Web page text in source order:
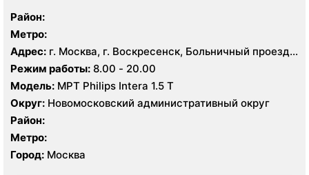
Район:
Метро:
Адрес: г. Москва, г. Воскресенск, Больничный проезд,
д. 1, корп. 8
Режим работы: 8.00 - 20.00
Модель: МРТ Philips Intera 1.5 T
Округ: Новомосковский административный округ
Район:
Метро:
Город: Москва